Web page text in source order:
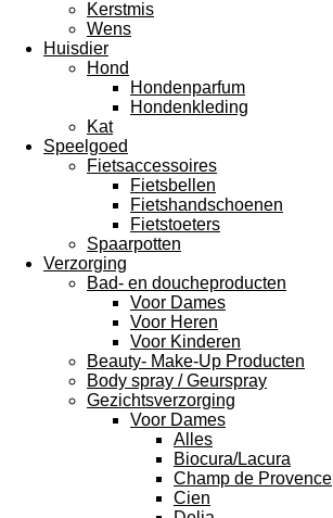
Kerstmis
Wens
Huisdier
Hond
Hondenparfum
Hondenkleding
Kat
Speelgoed
Fietsaccessoires
Fietsbellen
Fietshandschoenen
Fietstoeters
Spaarpotten
Verzorging
Bad- en doucheproducten
Voor Dames
Voor Heren
Voor Kinderen
Beauty- Make-Up Producten
Body spray / Geurspray
Gezichtsverzorging
Voor Dames
Alles
Biocura/Lacura
Champ de Provence
Cien